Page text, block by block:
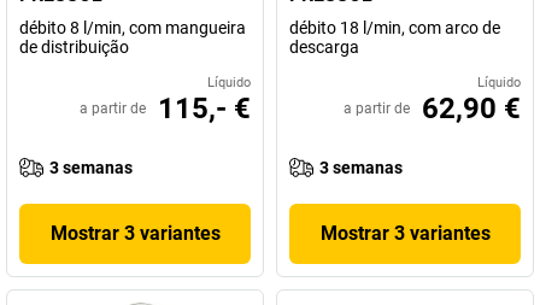
débito 8 l/min, com mangueira
de distribuição
Líquido
a partir de 115,- €
3 semanas
Mostrar 3 variantes
débito 18 l/min, com arco de
descarga
Líquido
a partir de 62,90 €
3 semanas
Mostrar 3 variantes